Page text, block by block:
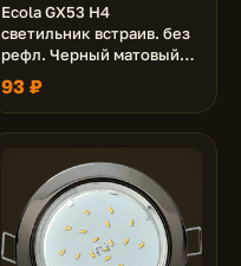
Ecola GX53 H4
светильник встраив. без
рефл. Черный матовый
38x106 (к+)
93 ₽